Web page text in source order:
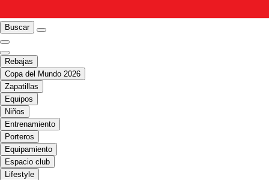
Buscar
Rebajas
Copa del Mundo 2026
Zapatillas
Equipos
Niños
Entrenamiento
Porteros
Equipamiento
Espacio club
Lifestyle